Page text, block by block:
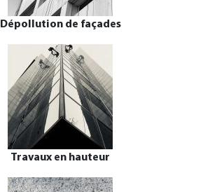
Dépollution de façades
Travaux en hauteur